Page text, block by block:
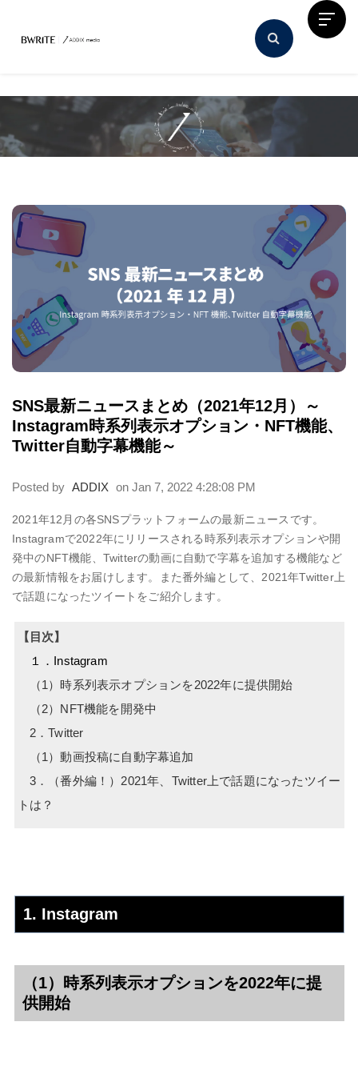
SNS最新ニュースまとめ（2021年12月）～
Instagram時系列表示オプション・NFT機能、
Twitter自動字幕機能～
Posted by ADDIX on Jan 7, 2022 4:28:08 PM
2021年12月の各SNSプラットフォームの最新ニュースです。
Instagramで2022年にリリースされる時系列表示オプションや開
発中のNFT機能、Twitterの動画に自動で字幕を追加する機能など
の最新情報をお届けします。また番外編として、2021年Twitter上
で話題になったツイートをご紹介します。
【目次】
１．Instagram
（1）時系列表示オプションを2022年に提供開始
（2）NFT機能を開発中
2．Twitter
（1）動画投稿に自動字幕追加
3．（番外編！）2021年、Twitter上で話題になったツイー
トは？
1. Instagram
（1）時系列表示オプションを2022年に提
供開始